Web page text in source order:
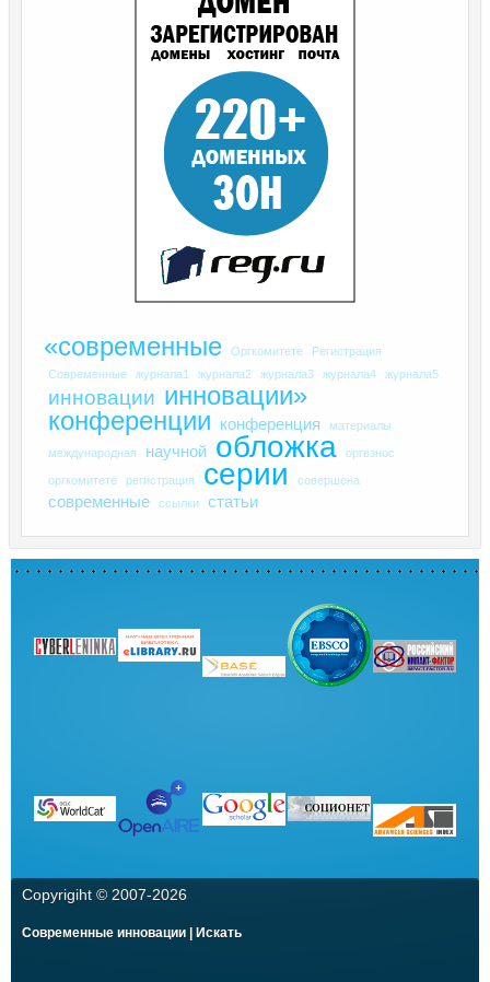
«современные Оргкомитете
Регистрация
Современные
журнала1 журнала2 журнала3 журнала4 журнала5
инновации инновации»
конференции
конференция материалы
международная научной обложка оргвзнос
оргкомитете регистрация серии совершена
современные ссылки статьи
Copyrigiht © 2007-2026
Современные инновации | Искать